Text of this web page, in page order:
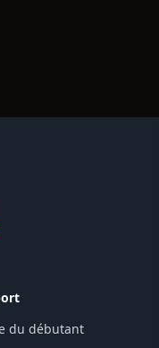
du débutant